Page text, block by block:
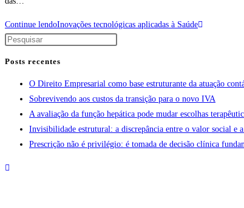
Continue lendoInovações tecnológicas aplicadas à Saúde
Posts recentes
O Direito Empresarial como base estruturante da atuação
Sobrevivendo aos custos da transição para o novo IVA
A avaliação da função hepática pode mudar escolhas
Invisibilidade estrutural: a discrepância entre o valor social e
Prescrição não é privilégio: é tomada de decisão clínica